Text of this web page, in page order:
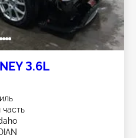
3.6L
часть